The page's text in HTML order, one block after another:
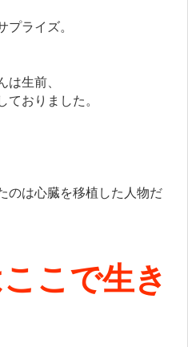
ライズ。
生前、
おりました。
のは心臓を移植した人物だ
こで生き